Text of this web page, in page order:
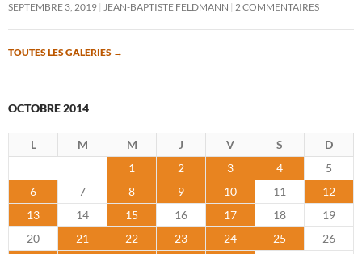
SEPTEMBRE 3, 2019 JEAN-BAPTISTE FELDMANN 2 COMMENTAIRES
TOUTES LES GALERIES →
OCTOBRE 2014
L M M J V S
D
1
2 3 4
5
6
7 8 9 10 11
12
13
14 15 16 17 18
19
20
21 22 23 24 25
26